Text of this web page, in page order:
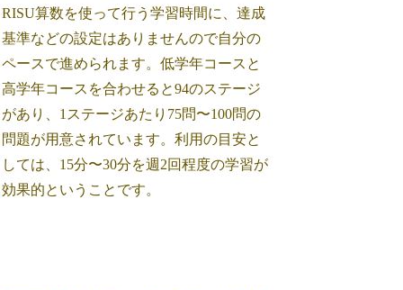
RISU算数を使って行う学習時間に、達成
基準などの設定はありませんので自分の
ペースで進められます。低学年コースと
高学年コースを合わせると94のステージ
があり、1ステージあたり75問〜100問の
問題が用意されています。利用の目安と
しては、15分〜30分を週2回程度の学習が
効果的ということです。